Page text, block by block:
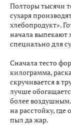
Полторы тысячи
сухаря
хлебопродукт».
начала выпекают
специально для
Сначала тесто
килограмма,
скручивается в
лучше
более
на расстойку,
пыл да жар.